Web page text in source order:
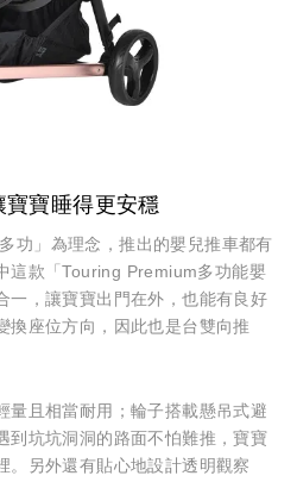
寶睡得更安穩
功」為理念，推出的嬰兒推車都有
這款「Touring Premium多功能嬰
一，讓寶寶出門在外，也能有良好
換座位方向，因此也是台雙向推
量且相當耐用；輪子搭載懸吊式避
到坑坑洞洞的路面不怕難推，寶寶
。另外還有貼心地設計透明觀察